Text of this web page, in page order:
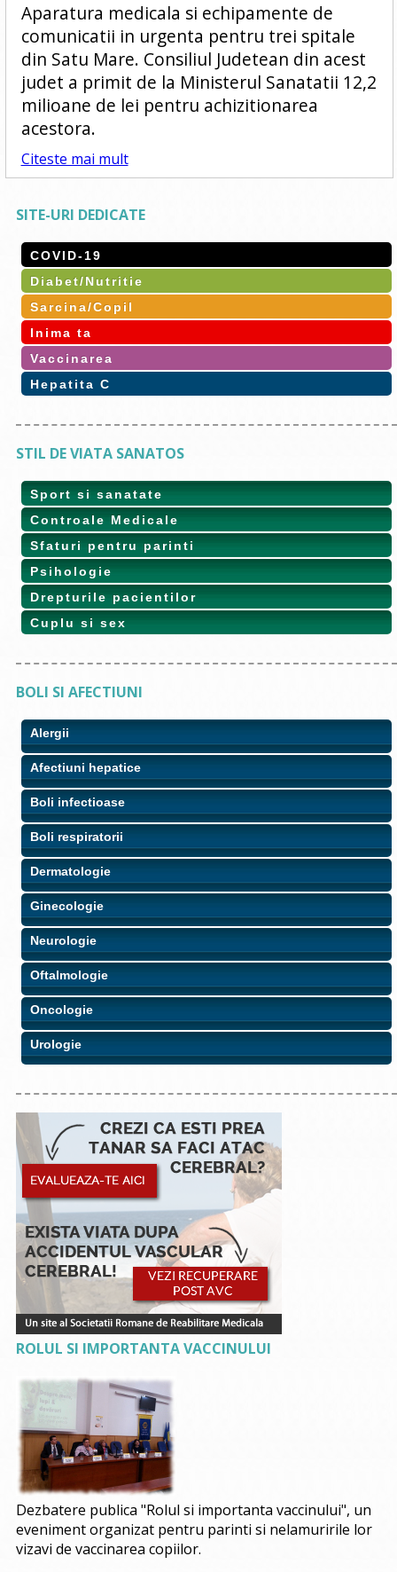
Aparatura medicala si echipamente de
comunicatii in urgenta pentru trei spitale
din Satu Mare. Consiliul Judetean din acest
judet a primit de la Ministerul Sanatatii 12,2
milioane de lei pentru achizitionarea
acestora.
Citeste mai mult
SITE-URI DEDICATE
COVID-19
Diabet/Nutritie
Sarcina/Copil
Inima ta
Vaccinarea
Hepatita C
STIL DE VIATA SANATOS
Sport si sanatate
Controale Medicale
Sfaturi pentru parinti
Psihologie
Drepturile pacientilor
Cuplu si sex
BOLI SI AFECTIUNI
Alergii
Afectiuni hepatice
Boli infectioase
Boli respiratorii
Dermatologie
Ginecologie
Neurologie
Oftalmologie
Oncologie
Urologie
ROLUL SI IMPORTANTA VACCINULUI
Dezbatere publica "Rolul si importanta vaccinului", un
eveniment organizat pentru parinti si nelamuririle lor
vizavi de vaccinarea copiilor.